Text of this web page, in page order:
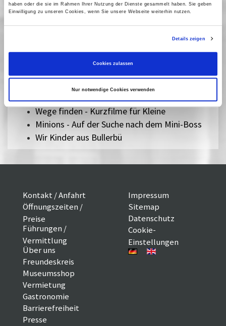
haben oder die sie im Rahmen Ihrer Nutzung der Dienste gesammelt haben. Sie geben
Einwilligung zu unseren Cookies, wenn Sie unsere Webseite weiterhin nutzen.
Details zeigen
Cookies zulassen
Nur notwendige Cookies verwenden
Kinderfilme
Neben Filmen für die Jüngsten werden Kurzfilmprogramme,
Klassiker des Kinderkinos und Filme aus der ganzen Welt
Oink
Wege finden - Kurzfilme für Kleine
Minions - Auf der Suche nach dem Mini-Boss
Wir Kinder aus Bullerbü
Kontakt / Anfahrt
Öffnungszeiten /
Preise
Führungen /
Vermittlung
Über uns
Freundeskreis
Museumsshop
Vermietung
Gastronomie
Barrierefreiheit
Presse
Impressum
Sitemap
Datenschutz
Cookie-
Einstellungen